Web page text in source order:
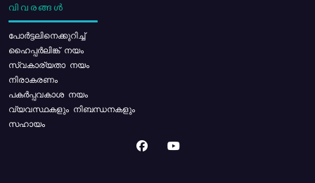
വിവരങ്ങൾ
പോര്‍ട്ടലിനെക്കുറിച്ച്
ഹൈപ്പർലിങ്ക് നയം
സ്വകാര്യതാ നയം
നിരാകരണം
പകർപ്പവകാശ നയം
വ്യവസ്ഥകളും നിബന്ധനകളും
സഹായം